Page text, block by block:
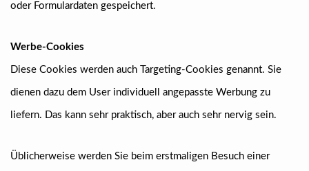
oder Formulardaten gespeichert.
Werbe-Cookies
Diese Cookies werden auch Targeting-Cookies genannt. Sie
dienen dazu dem User individuell angepasste Werbung zu
liefern. Das kann sehr praktisch, aber auch sehr nervig sein.
Üblicherweise werden Sie beim erstmaligen Besuch einer